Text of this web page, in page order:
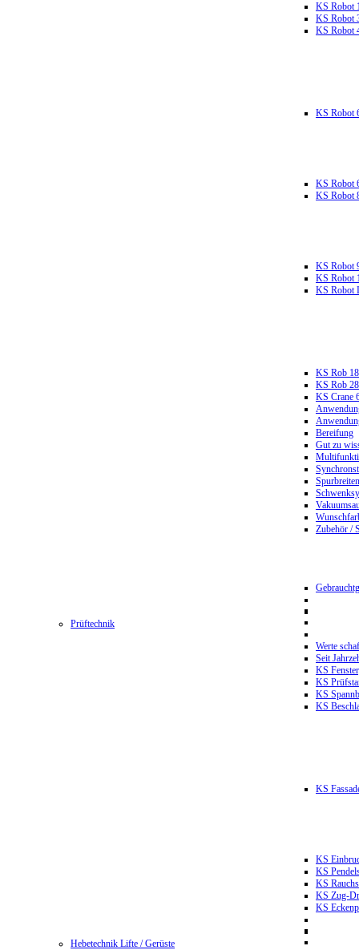
KS Robot
KS Robot
KS Robot
KS Robot
KS Robot
KS Robot
KS Robot
KS Robot
KS Robot
KS Rob
KS Rob
KS Crane
Bereifung
Gut zu
Zubehör /
Prüftechnik
Werte
Seit
KS
KS
KS
KS
KS
KS
KS
KS
KS Zug-
KS
Hebetechnik Lifte / Gerüste